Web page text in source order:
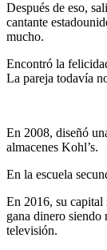
Después de eso,
cantante
mucho.
Encontró la
La pareja todavía
En 2008, diseñó
almacenes Kohl’s.
En la escuela
En 2016, su
gana dinero siendo
televisión.